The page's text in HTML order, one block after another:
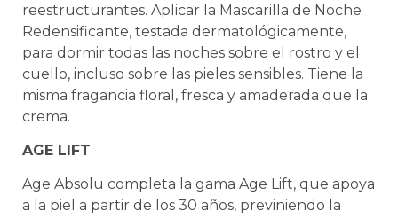
reestructurantes. Aplicar la Mascarilla de Noche
Redensificante, testada dermatológicamente,
para dormir todas las noches sobre el rostro y el
cuello, incluso sobre las pieles sensibles. Tiene la
misma fragancia floral, fresca y amaderada que la
crema.
AGE LIFT
Age Absolu completa la gama Age Lift, que apoya
a la piel a partir de los 30 años, previniendo la